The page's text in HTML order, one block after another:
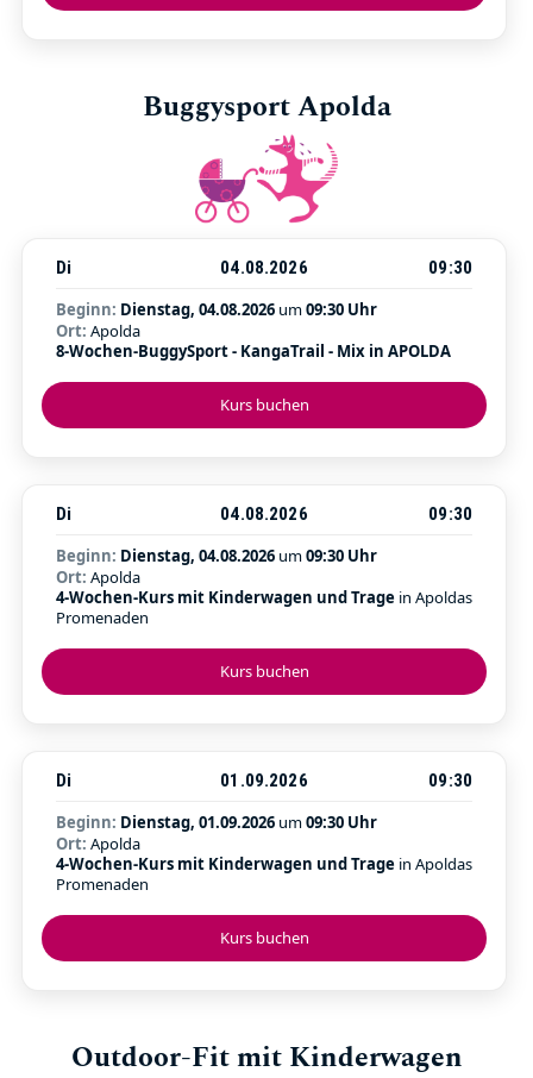
Buggysport Apolda
Kurs buchen
Di 04.08.2026
09:30
Beginn: Dienstag, 04.08.2026 um09:30 Uhr
Ort: Apolda
8-Wochen-BuggySport - KangaTrail - Mix in APOLDA
Kurs buchen
Di 04.08.2026
09:30
Beginn: Dienstag, 04.08.2026 um09:30 Uhr
Ort: Apolda
4-Wochen-Kurs mit Kinderwagen und Trage in Apoldas
Promenaden
Kurs buchen
Di 01.09.2026
09:30
Beginn: Dienstag, 01.09.2026 um09:30 Uhr
Ort: Apolda
4-Wochen-Kurs mit Kinderwagen und Trage in Apoldas
Promenaden
Outdoor-Fit mit Kinderwagen